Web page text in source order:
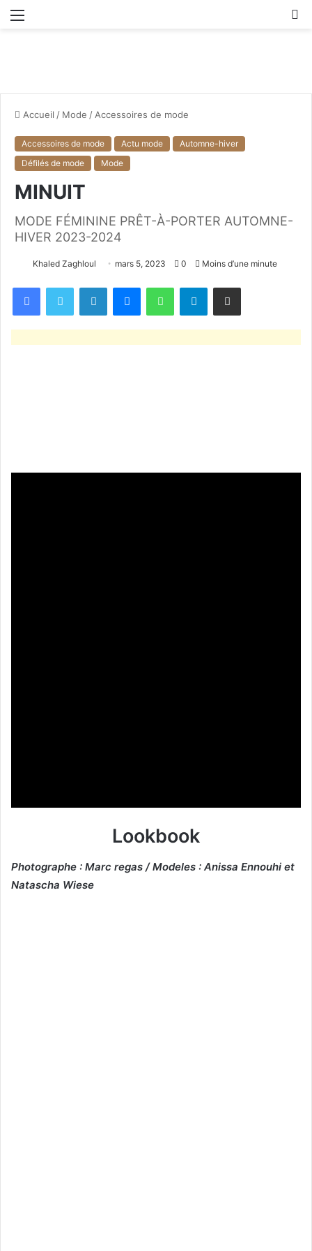
Accueil / Mode /Accessoires de mode
Accessoires de mode Actu mode
Automne-hiver
Défilés de mode
Mode
MINUIT
MODE FÉMININE PRÊT-À-PORTER AUTOMNE-
HIVER 2023-2024
Khaled Zaghloul mars 5, 2023 0 Moins d’une minute
Telegram
Lookbook
Photographe : Marc regas / Modeles : Anissa Ennouhi et
Natascha Wiese